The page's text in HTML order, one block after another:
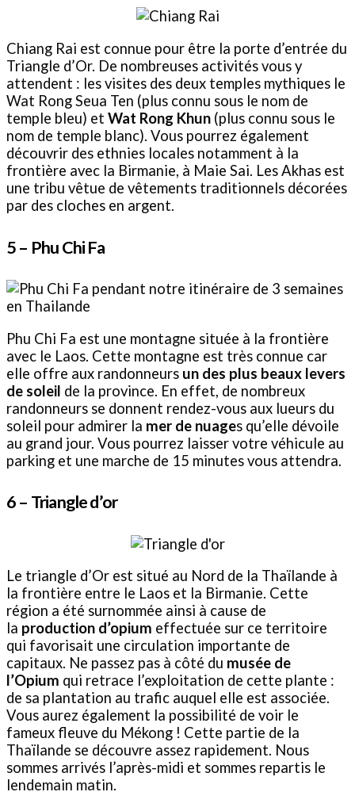
Chiang Rai est connue pour être la porte d’entrée du
Triangle d’Or. De nombreuses activités vous y
attendent : les visites des deux temples mythiques le
Wat Rong Seua Ten (plus connu sous le nom de
temple bleu) et Wat Rong Khun (plus connu sous le
nom de temple blanc). Vous pourrez également
découvrir des ethnies locales notamment à la
frontière avec la Birmanie, à Maie Sai. Les Akhas est
une tribu vêtue de vêtements traditionnels décorées
par des cloches en argent.
5 – Phu Chi Fa
Phu Chi Fa est une montagne située à la frontière
avec le Laos. Cette montagne est très connue car
elle offre aux randonneurs un des plus beaux levers
de soleil de la province. En effet, de nombreux
randonneurs se donnent rendez-vous aux lueurs du
soleil pour admirer la mer de nuages qu’elle dévoile
au grand jour. Vous pourrez laisser votre véhicule au
parking et une marche de 15 minutes vous attendra.
6 – Triangle d’or
Le triangle d’Or est situé au Nord de la Thaïlande à
la frontière entre le Laos et la Birmanie. Cette
région a été surnommée ainsi à cause de
la production d’opium effectuée sur ce territoire
qui favorisait une circulation importante de
capitaux. Ne passez pas à côté du musée de
l’Opium qui retrace l’exploitation de cette plante :
de sa plantation au trafic auquel elle est associée.
Vous aurez également la possibilité de voir le
fameux fleuve du Mékong ! Cette partie de la
Thaïlande se découvre assez rapidement. Nous
sommes arrivés l’après-midi et sommes repartis le
lendemain matin.